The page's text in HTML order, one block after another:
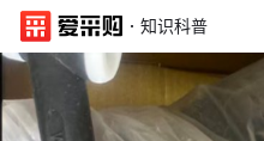
· 知识科普